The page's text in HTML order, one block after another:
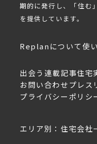
期的に発行し、「住む
を提供しています。
Replanについて使
出会う 連載記事住宅
お問い合わせ プレス
プライバシーポリシ
エリア別：住宅会社